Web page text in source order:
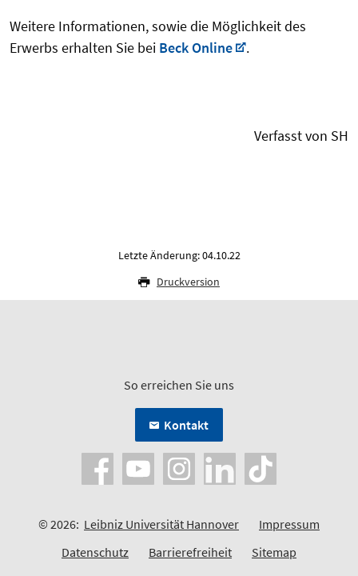
Weitere Informationen, sowie die Möglichkeit des
Erwerbs erhalten Sie bei Beck Online .
Verfasst von SH
Letzte Änderung: 04.10.22
Druckversion
So erreichen Sie uns
Kontakt
© 2026: Leibniz Universität Hannover
Impressum
Datenschutz
Barrierefreiheit Sitemap